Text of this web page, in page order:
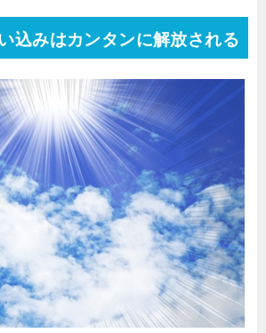
込みはカンタンに解放される